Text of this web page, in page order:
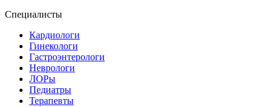
Специалисты
Кардиологи
Гинекологи
Гастроэнтерологи
Неврологи
ЛОРы
Педиатры
Терапевты